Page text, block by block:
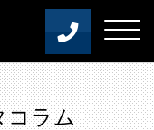
コラム